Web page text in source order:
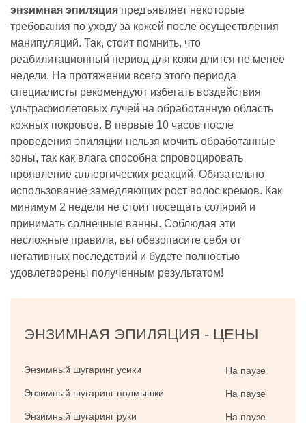
энзимная эпиляция предъявляет некоторые
требования по уходу за кожей после осуществления
манипуляций. Так, стоит помнить, что
реабилитационный период для кожи длится не менее
недели. На протяжении всего этого периода
специалисты рекомендуют избегать воздействия
ультрафиолетовых лучей на обработанную область
кожных покровов. В первые 10 часов после
проведения эпиляции нельзя мочить обработанные
зоны, так как влага способна спровоцировать
проявление аллергических реакций. Обязательно
использование замедляющих рост волос кремов. Как
минимум 2 недели не стоит посещать солярий и
принимать солнечные ванны. Соблюдая эти
несложные правила, вы обезопасите себя от
негативных последствий и будете полностью
удовлетворены полученным результатом!
ЭНЗИМНАЯ ЭПИЛЯЦИЯ - ЦЕНЫ
Энзимный шугаринг усики На паузе
Энзимный шугаринг подмышки На паузе
Энзимный шугаринг руки На паузе